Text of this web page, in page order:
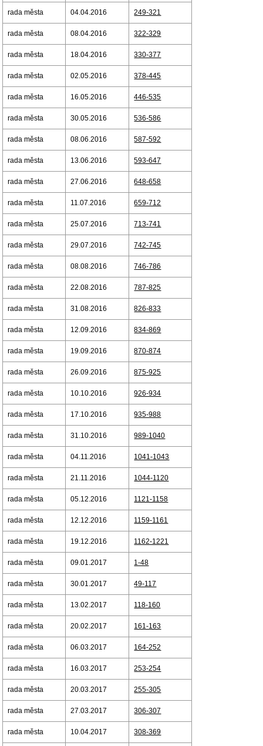
rada města 04.04.2016 249-321
rada města 08.04.2016 322-329
rada města 18.04.2016 330-377
rada města 02.05.2016 378-445
rada města 16.05.2016 446-535
rada města 30.05.2016 536-586
rada města 08.06.2016 587-592
rada města 13.06.2016 593-647
rada města 27.06.2016 648-658
rada města 11.07.2016 659-712
rada města 25.07.2016 713-741
rada města 29.07.2016 742-745
rada města 08.08.2016 746-786
rada města 22.08.2016 787-825
rada města 31.08.2016 826-833
rada města 12.09.2016 834-869
rada města 19.09.2016 870-874
rada města 26.09.2016 875-925
rada města 10.10.2016 926-934
rada města 17.10.2016 935-988
rada města 31.10.2016 989-1040
rada města 04.11.2016 1041-1043
rada města 21.11.2016 1044-1120
rada města 05.12.2016 1121-1158
rada města 12.12.2016 1159-1161
rada města 19.12.2016 1162-1221
rada města 09.01.2017 1-48
rada města 30.01.2017 49-117
rada města 13.02.2017 118-160
rada města 20.02.2017 161-163
rada města 06.03.2017 164-252
rada města 16.03.2017 253-254
rada města 20.03.2017 255-305
rada města 27.03.2017 306-307
rada města 10.04.2017 308-369